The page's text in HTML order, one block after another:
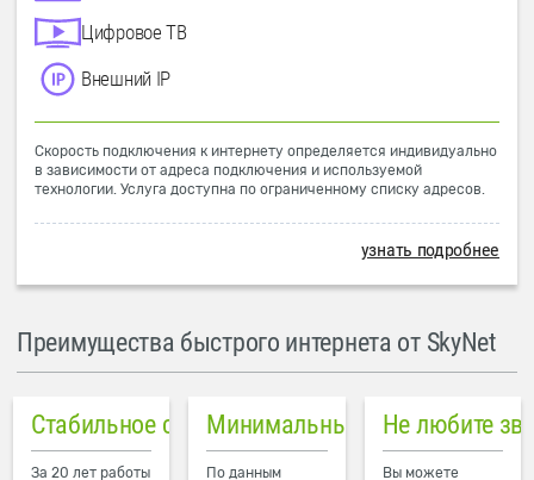
Цифровое ТВ
Внешний IP
Скорость подключения к интернету определяется индивидуально
в зависимости от адреса подключения и используемой
технологии. Услуга доступна по ограниченному списку адресов.
узнать подробнее
Преимущества быстрого интернета от SkyNet
Стабильное соединение
За 20 лет работы
Минимальный пинг в городе
По данным
Не любите
Вы можете